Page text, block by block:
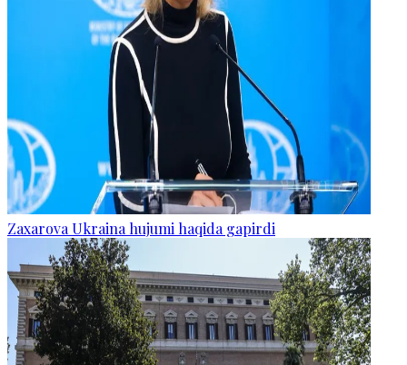
Zaxarova Ukraina hujumi haqida gapirdi